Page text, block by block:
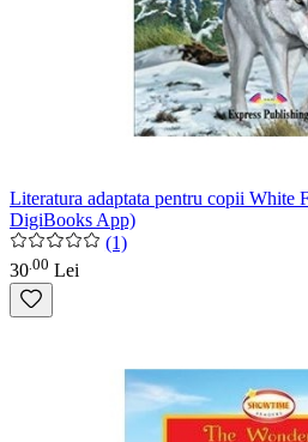
Literatura adaptata pentru copii White
DigiBooks App)
(1)
30.00 Lei